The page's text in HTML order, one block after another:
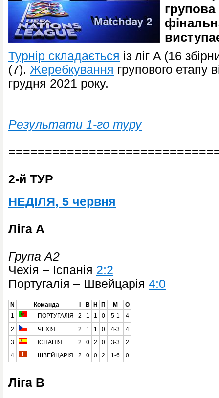
групова
Турнір складається із ліг A (16
(7). Жеребкування групового етапу
грудня 2021 року.
Результати 1-го туру
2-й ТУР
НЕДІЛЯ, 5 червня
Ліга A
Група A2
Чехія – Іспанія 2:2
Португалія – Швейцарія 4:0
N Команда В Н П М
О
1
ПОРТУГАЛІЯ 2 1 1 0 5-1
4
2
ЧЕХІЯ 2 1 1 0 4-3
4
3
ІСПАНІЯ 2 0 2 0 3-3
2
4
ШВЕЙЦАРІЯ 2 0 0 2 1-6 0
Ліга B